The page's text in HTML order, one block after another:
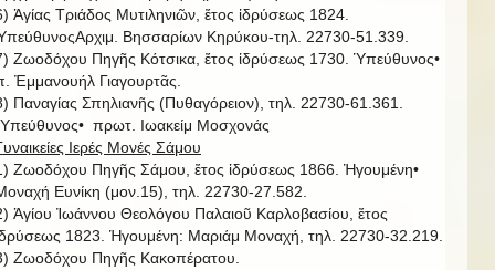
Ἁγίας Τριάδος Μυτιληνιῶν, ἔτος ἱδρύσεως 1824.
Βησσαρίων Κηρύκου-τηλ. 22730-51.339.
Ζωοδόχου Πηγῆς Κότσικα, ἔτος ἱδρύσεως 1730. Ὑπεύθυνος•
Ἐμμανουήλ Γιαγουρτᾶς.
Παναγίας Σπηλιανῆς (Πυθαγόρειον), τηλ. 22730-61.361.
πρωτ. Ιωακείμ Μοσχονάς
Ιερές Μονές Σάμου
Ζωοδόχου Πηγῆς Σάμου, ἔτος ἱδρύσεως 1866. Ἡγουμένη•
Ευνίκη (μον.15), τηλ. 22730-27.582.
Ἁγίου Ἰωάννου Θεολόγου Παλαιοῦ Καρλοβασίου, ἔτος
1823. Ἡγουμένη: Μαριάμ Μοναχή, τηλ. 22730-32.219.
Ζωοδόχου Πηγῆς Κακοπέρατου.